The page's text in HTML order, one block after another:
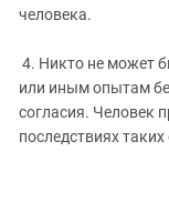
человека.
4. Никто не может
или иным опытам
согласия. Человек
последствиях